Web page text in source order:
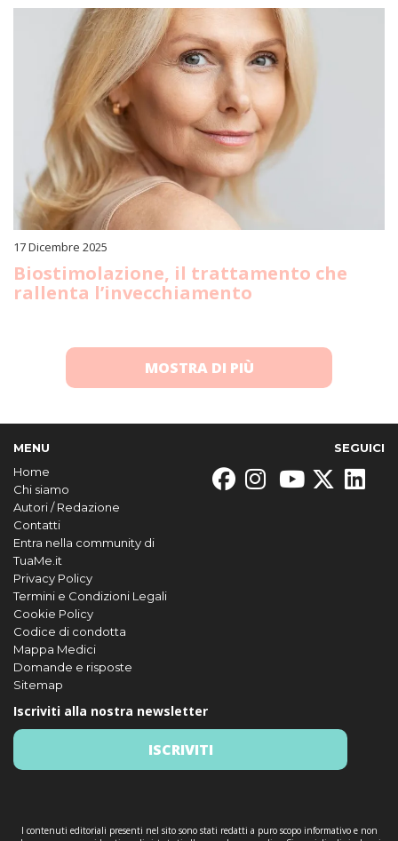
17 Dicembre 2025
Biostimolazione, il trattamento che
rallenta l’invecchiamento
MOSTRA DI PIÙ
MENU
Home
Chi siamo
Autori / Redazione
Contatti
Entra nella community di
TuaMe.it
Privacy Policy
Termini e Condizioni Legali
Cookie Policy
Codice di condotta
Mappa Medici
Domande e risposte
Sitemap
SEGUICI
Iscriviti alla nostra newsletter
ISCRIVITI
I contenuti editoriali presenti nel sito sono stati redatti a puro scopo informativo e non